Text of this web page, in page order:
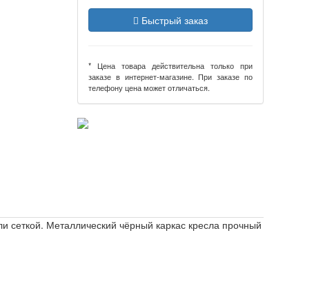
Быстрый заказ
* Цена товара действительна только при
заказе в интернет-магазине. При заказе по
телефону цена может отличаться.
сеткой. Металлический чёрный каркас кресла прочный